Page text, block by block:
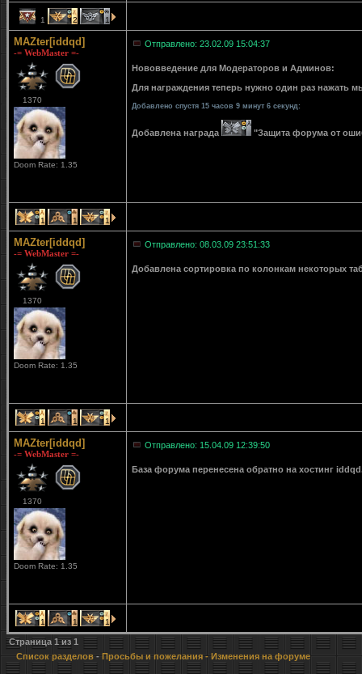
1 2 1
MAZter[iddqd]
-= WebMaster =-
1370
Doom Rate: 1.35
Отправлено: 23.02.09 15:04:37
Нововведение для Модераторов и Админов:
Для награждения теперь нужно один раз нажать
Добавлено спустя 15 часов 9 минут 6 секунд:
Добавлена награда "Защита форума от
1 1 1
MAZter[iddqd]
-= WebMaster =-
1370
Doom Rate: 1.35
Отправлено: 08.03.09 23:51:33
Добавлена сортировка по колонкам некоторых
1 1 1
MAZter[iddqd]
-= WebMaster =-
1370
Doom Rate: 1.35
Отправлено: 15.04.09 12:39:50
База форума перенесена обратно на хостинг
1 1 1
Страница 1из 1
Список разделов - Просьбы и пожелания - Изменения на форуме